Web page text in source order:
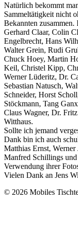
Natürlich bekommt
Sammeltätigkeit nicht
Bekannten zusammen.
Gerhard Claar, Colin
Engelbrecht, Hans
Walter Grein, Rudi
Chuck Hoey, Martin
Keil, Christel Kipp,
Werner Lüderitz, Dr.
Sebastian Natusch,
Schneider, Horst
Stöckmann, Tang
Claus Wagner, Dr.
Witthaus.
Sollte ich jemand
Dank bin ich auch
Matthias Ernst,
Manfred Schillings
Verwendung ihrer
Vielen Dank an Jens
© 2026 Mobiles